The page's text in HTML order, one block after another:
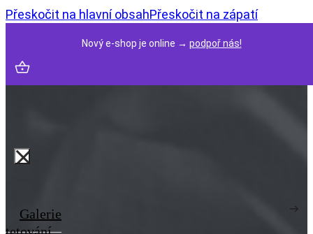
Přeskočit na hlavní obsahPřeskočit na zápatí
Nový e-shop je online → podpoř nás!
Galerie